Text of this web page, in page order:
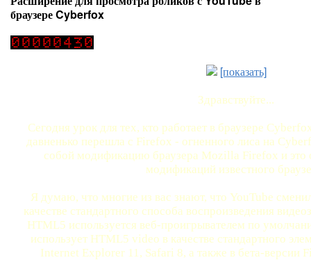
браузере Cyberfox
[показать]
Здравствуйте...
Сегодня урок для тех, кто работает в браузере
давненько перешла с Firefox - огненного лиса на
собой модификацию браузера Mozilla Firefox и это
модификаций известного
Я думаю, что многие из вас знают, что YouTube
качестве стандартного способа воспроизведения
HTML5 используется веб-проигрывателем по
использует HTML5 video в качестве стандартного
Internet Explorer 11, Safari 8, а также в бета-версии